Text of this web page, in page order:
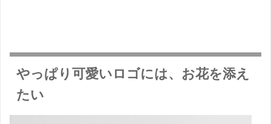
やっぱり可愛いロゴには、お花を添え
たい